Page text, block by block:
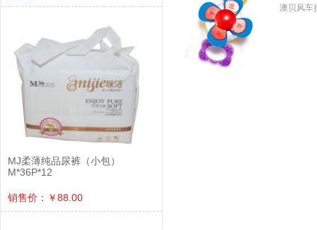
澳贝风车
MJ柔薄纯品尿裤（小包）
M*36P*12
销售价：￥88.00